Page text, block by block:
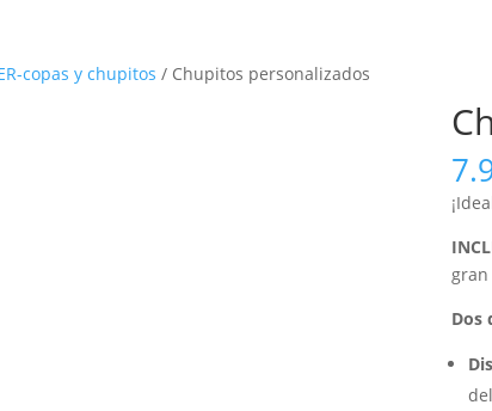
copas y chupitos / Chupitos personalizados
Dos